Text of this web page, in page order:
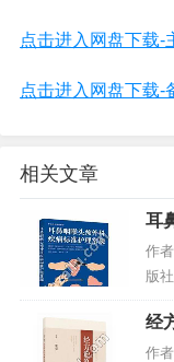
点击进入网盘下载-
点击进入网盘下载-
相关文章
耳
电
作
版
格
经
载,
作